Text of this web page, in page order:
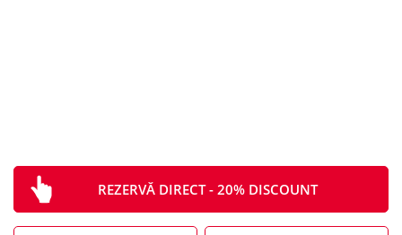
REZERVĂ DIRECT - 20% DISCOUNT